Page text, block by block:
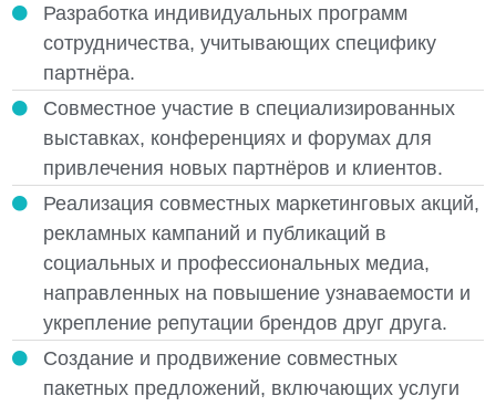
Разработка индивидуальных программ
сотрудничества, учитывающих специфику
партнёра.
Совместное участие в специализированных
выставках, конференциях и форумах для
привлечения новых партнёров и клиентов.
Реализация совместных маркетинговых акций,
рекламных кампаний и публикаций в
социальных и профессиональных медиа,
направленных на повышение узнаваемости и
укрепление репутации брендов друг друга.
Создание и продвижение совместных
пакетных предложений, включающих услуги